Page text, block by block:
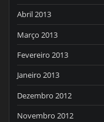
Abril 2013
Março 2013
Fevereiro 2013
Janeiro 2013
Dezembro 2012
Novembro 2012